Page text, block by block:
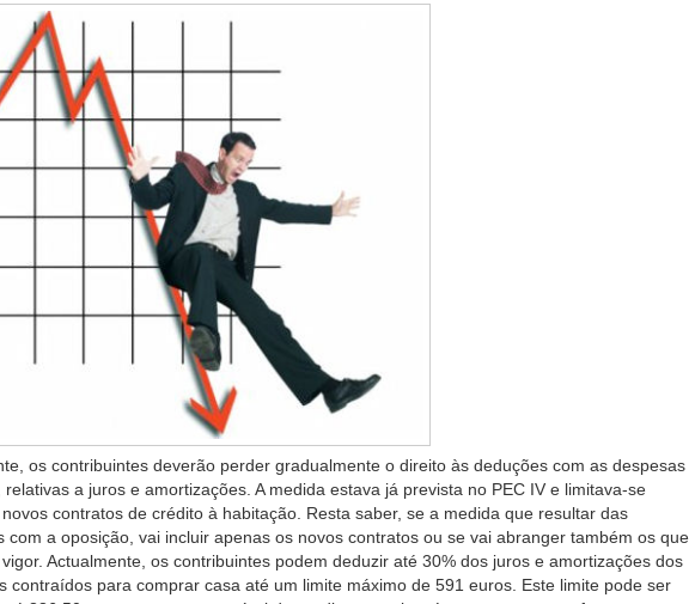
os contribuintes deverão perder gradualmente o direito às deduções com as despesas
relativas a juros e amortizações. A medida estava já prevista no PEC IV e limitava-se
contratos de crédito à habitação. Resta saber, se a medida que resultar das
com a oposição, vai incluir apenas os novos contratos ou se vai abranger também os que
Actualmente, os contribuintes podem deduzir até 30% dos juros e amortizações dos
contraídos para comprar casa até um limite máximo de 591 euros. Este limite pode ser